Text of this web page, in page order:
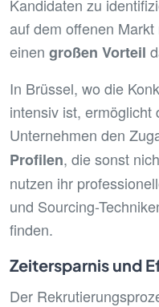
Kandidaten zu
auf dem offenen
einen großen Vorteil
In Brüssel, wo die
intensiv ist, ermöglicht
Unternehmen den
Profilen, die sonst
nutzen ihr
und Sourcing-
finden.
Zeitersparnis und
Der